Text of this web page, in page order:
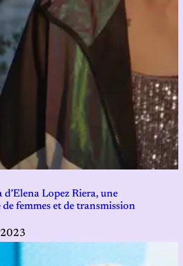
d’Elena Lopez Riera, une
femmes et de transmission